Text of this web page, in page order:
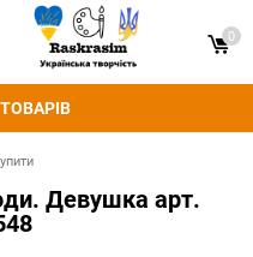
0
Девушка арт.